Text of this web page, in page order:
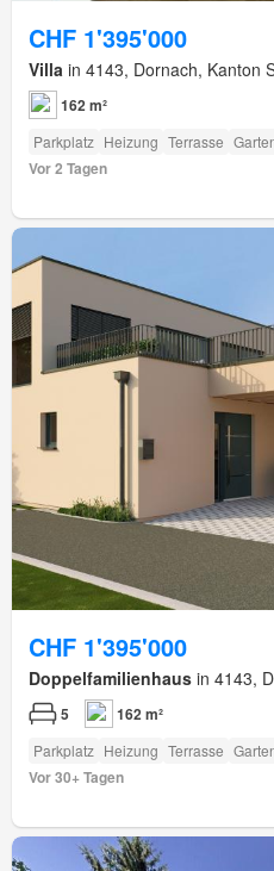
CHF 1'395'000
Villa in 4143, Dornach, Kanton
162 m²
Parkplatz Heizung Terrasse
Vor 2 Tagen
CHF 1'395'000
Doppelfamilienhaus in 4143,
5 162 m²
Parkplatz Heizung Terrasse
Vor 30+ Tagen